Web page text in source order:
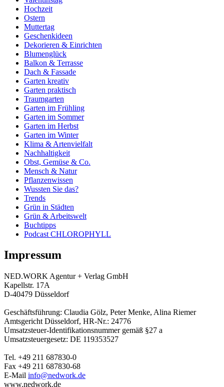
Hochzeit
Ostern
Muttertag
Geschenkideen
Dekorieren & Einrichten
Blumenglück
Balkon & Terrasse
Dach & Fassade
Garten kreativ
Garten praktisch
Traumgarten
Garten im Frühling
Garten im Sommer
Garten im Herbst
Garten im Winter
Klima & Artenvielfalt
Nachhaltigkeit
Obst, Gemüse & Co.
Mensch & Natur
Pflanzenwissen
Wussten Sie das?
Trends
Grün in Städten
Grün & Arbeitswelt
Buchtipps
Podcast CHLOROPHYLL
Impressum
NED.WORK Agentur + Verlag GmbH
Kapellstr. 17A
D-40479 Düsseldorf
Geschäftsführung: Claudia Gölz, Peter Menke, Alina Riemer
Amtsgericht Düsseldorf, HR-Nr.: 24776
Umsatzsteuer-Identifikationsnummer gemäß §27 a
Umsatzsteuergesetz: DE 119353527
Tel. +49 211 687830-0
Fax +49 211 687830-68
E-Mail info@nedwork.de
www.nedwork.de